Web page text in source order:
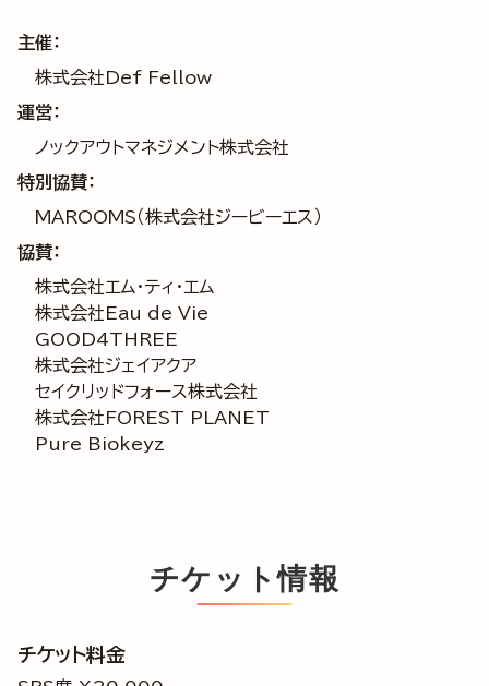
主催：
株式会社Def Fellow
運営：
ノックアウトマネジメント株式会社
特別協賛：
MAROOMS（株式会社ジービーエス）
協賛：
株式会社エム・ティ・エム
株式会社Eau de Vie
GOOD4THREE
株式会社ジェイアクア
セイクリッドフォース株式会社
株式会社FOREST PLANET
Pure Biokeyz
チケット情報
チケット料金